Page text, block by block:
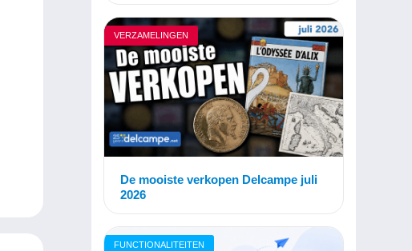
VERZAMELINGEN
De mooiste verkopen Delcampe juli
2026
FUNCTIONALITEITEN